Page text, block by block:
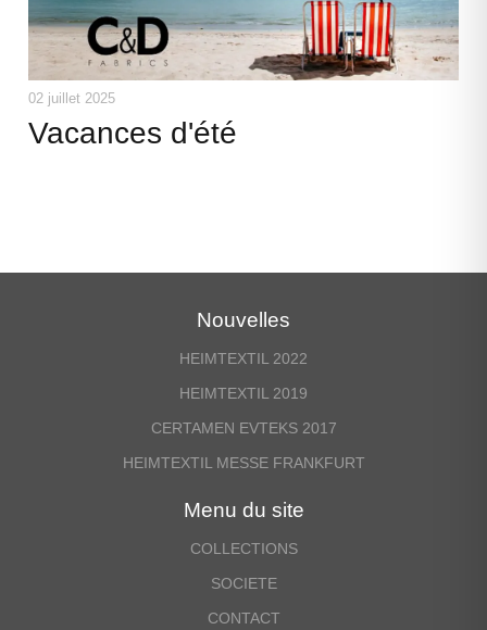
02 juillet 2025
Vacances d'été
Nouvelles
HEIMTEXTIL 2022
HEIMTEXTIL 2019
CERTAMEN EVTEKS 2017
HEIMTEXTIL MESSE FRANKFURT
Menu du site
COLLECTIONS
SOCIETE
CONTACT